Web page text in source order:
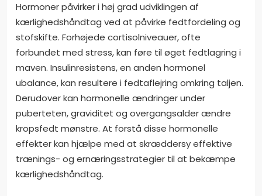
Hormoner påvirker i høj grad udviklingen af
kærlighedshåndtag ved at påvirke fedtfordeling og
stofskifte. Forhøjede cortisolniveauer, ofte
forbundet med stress, kan føre til øget fedtlagring i
maven. Insulinresistens, en anden hormonel
ubalance, kan resultere i fedtaflejring omkring taljen.
Derudover kan hormonelle ændringer under
puberteten, graviditet og overgangsalder ændre
kropsfedt mønstre. At forstå disse hormonelle
effekter kan hjælpe med at skræddersy effektive
trænings- og ernæringsstrategier til at bekæmpe
kærlighedshåndtag.